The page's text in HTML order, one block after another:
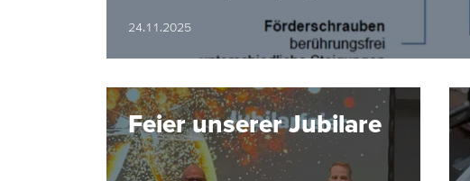
24.11.2025
Feier unserer Jubilare